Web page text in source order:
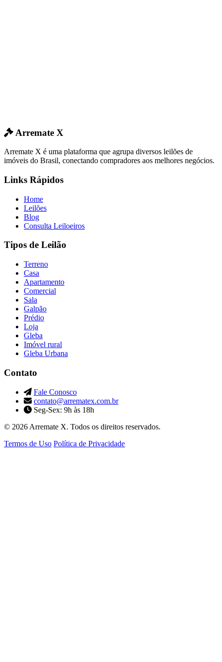
Arremate X
Arremate X é uma plataforma que agrupa diversos leilões de
imóveis do Brasil, conectando compradores aos melhores negócios.
Links Rápidos
Home
Leilões
Blog
Consulta Leiloeiros
Tipos de Leilão
Terreno
Casa
Apartamento
Comercial
Sala
Galpão
Prédio
Loja
Gleba
Imóvel rural
Gleba Urbana
Contato
Fale Conosco
contato@arrematex.com.br
Seg-Sex: 9h às 18h
© 2026 Arremate X. Todos os direitos reservados.
Termos de Uso Política de Privacidade